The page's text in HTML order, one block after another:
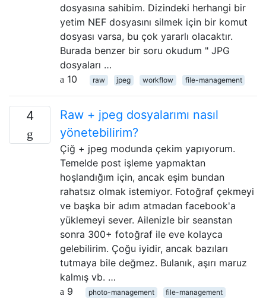
dosyasına sahibim. Dizindeki herhangi bir
yetim NEF dosyasını silmek için bir komut
dosyası varsa, bu çok yararlı olacaktır.
Burada benzer bir soru okudum " JPG
dosyaları …
10
raw jpeg workflow file-management
4
Raw + jpeg dosyalarımı nasıl
yönetebilirim?
Çiğ + jpeg modunda çekim yapıyorum.
Temelde post işleme yapmaktan
hoşlandığım için, ancak eşim bundan
rahatsız olmak istemiyor. Fotoğraf çekmeyi
ve başka bir adım atmadan facebook'a
yüklemeyi sever. Ailenizle bir seanstan
sonra 300+ fotoğraf ile eve kolayca
gelebilirim. Çoğu iyidir, ancak bazıları
tutmaya bile değmez. Bulanık, aşırı maruz
kalmış vb. …
9
photo-management file-management